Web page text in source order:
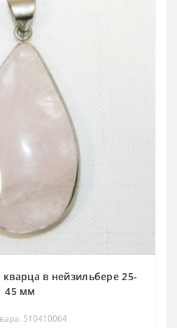
в нейзильбере 25-
45 мм
510410064